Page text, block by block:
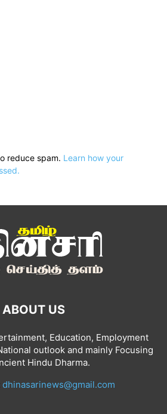
reduce spam. Learn how your
ABOUT US
Education, Employment
outlook and mainly Focusing
Hindu Dharma.
dhinasarinews@gmail.com